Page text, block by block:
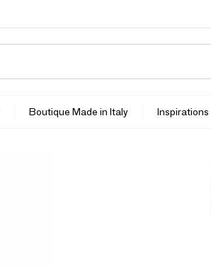
Boutique Made in Italy Inspirations